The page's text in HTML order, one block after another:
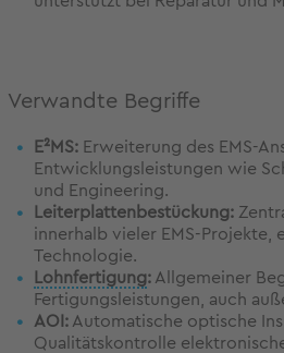
Verwandte Begriffe
E²MS: Erweiterung des EMS-
Entwicklungsleistungen wie
und Engineering.
Leiterplattenbestückung:
innerhalb vieler EMS-Projekte,
Technologie.
Lohnfertigung: Allgemeiner
Fertigungsleistungen, auch
AOI: Automatische optische
Qualitätskontrolle